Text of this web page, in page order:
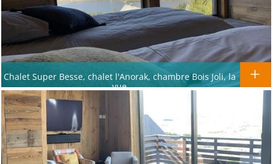
Chalet Super Besse, chalet l'Anorak, chambre Bois Joli, la
vue